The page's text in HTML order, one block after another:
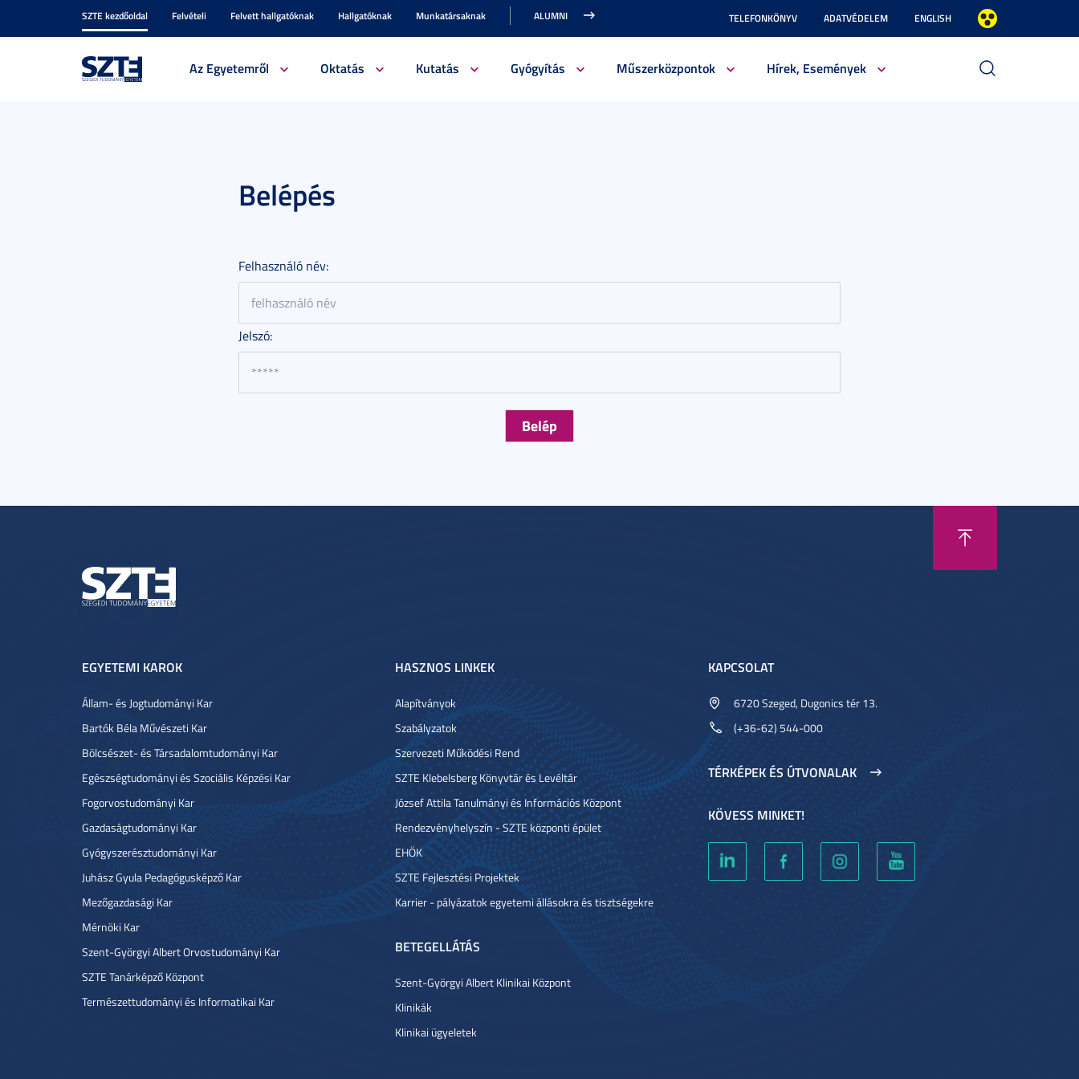
SZTE kezdőoldal Felvételi Felvett hallgatóknak Hallgatóknak Munkatársaknak ALUMNI TELEFONKÖNYV ADATVÉDELEM ENGLISH
Az Egyetemről Oktatás Kutatás Gyógyítás Műszerközpontok Hírek, Események
Belépés
Felhasználó név:
Jelszó:
EGYETEMI KAROK
Állam- és Jogtudományi Kar
Bartók Béla Művészeti Kar
Bölcsészet- és Társadalomtudományi Kar
Egészségtudományi és Szociális Képzési Kar
Fogorvostudományi Kar
Gazdaságtudományi Kar
Gyógyszerésztudományi Kar
Juhász Gyula Pedagógusképző Kar
Mezőgazdasági Kar
Mérnöki Kar
Szent-Györgyi Albert Orvostudományi Kar
SZTE Tanárképző Központ
Természettudományi és Informatikai Kar
HASZNOS LINKEK
Alapítványok
Szabályzatok
Szervezeti Működési Rend
SZTE Klebelsberg Könyvtár és Levéltár
József Attila Tanulmányi és Információs Központ
Rendezvényhelyszín - SZTE központi épület
EHÖK
SZTE Fejlesztési Projektek
Karrier - pályázatok egyetemi állásokra és tisztségekre
BETEGELLÁTÁS
Szent-Györgyi Albert Klinikai Központ
Klinikák
Klinikai ügyeletek
KAPCSOLAT
6720 Szeged, Dugonics tér 13.
(+36-62) 544-000
TÉRKÉPEK ÉS ÚTVONALAK
KÖVESS MINKET!